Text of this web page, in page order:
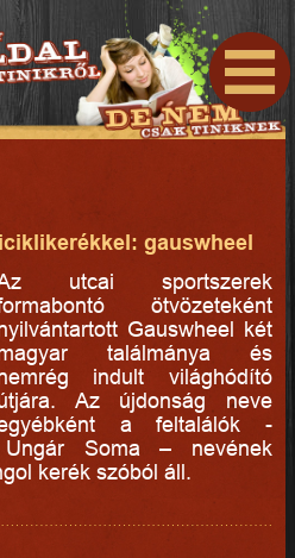
gauswheel
utcai sportszerek
ötvözeteként
Gauswheel két
találmánya és
indult világhódító
Az újdonság neve
a feltalálók -
Soma – nevének
kerék szóból áll.